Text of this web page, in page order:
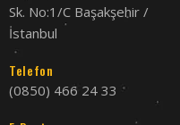
Sk. No:1/C Başakşehir /
İstanbul
Telefon
(0850) 466 24 33